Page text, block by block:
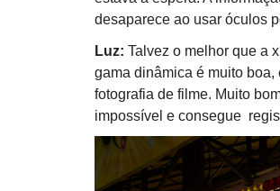
desaparece ao usar óculos
Luz: Talvez o melhor que a
gama dinâmica é muito
fotografia de filme. Muito
impossível e consegue